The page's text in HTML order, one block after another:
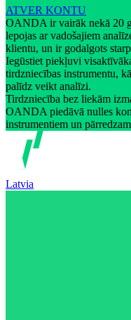
ATVER KONTU
OANDA ir vairāk nekā 20
lepojas ar vadošajiem
klientu, un ir godalgots
Iegūstiet piekļuvi
tirdzniecības instrumentu,
palīdz veikt analīzi.
Tirdzniecība bez liekām
OANDA piedāvā nulles
instrumentiem un
Latvia